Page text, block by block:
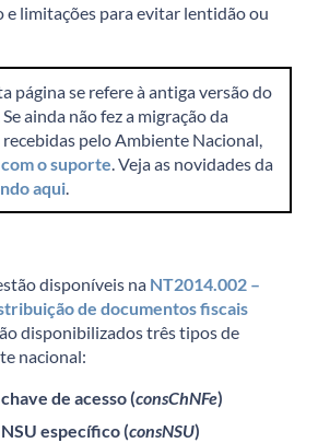
e limitações para evitar lentidão ou
página se refere à antiga versão do
ainda não fez a migração da
pelo Ambiente Nacional,
o suporte . Veja as novidades da
aqui
disponíveis na NT2014.002 –
de documentos fiscais
disponibilizados três tipos de
nacional:
de acesso (consChNFe)
específico (consNSU)